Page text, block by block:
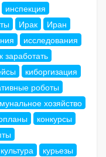
инспекция
Ирак
Иран
исследования
заработать
киборгизация
роботы
хозяйство
конкурсы
культура
курьезы